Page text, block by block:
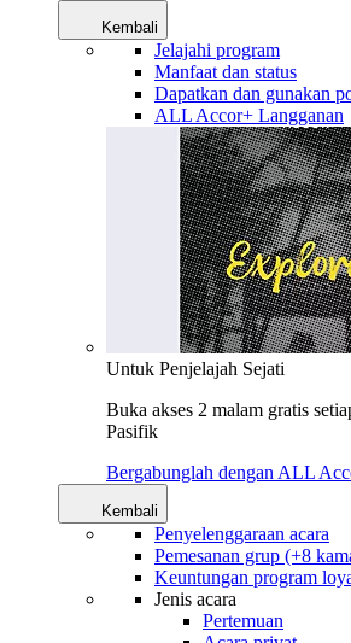
Kembali
Jelajahi program
Manfaat dan status
Dapatkan dan gunakan
ALL Accor+ Langganan
Untuk Penjelajah Sejati
Buka akses 2 malam gratis
Pasifik
Bergabunglah dengan ALL
Kembali
Penyelenggaraan acara
Pemesanan grup (+8
Keuntungan program
Jenis acara
Pertemuan